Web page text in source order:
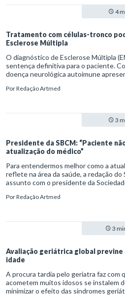
Lopes o melhor profissional da
4
Tratamento com células-tronco
Esclerose Múltipla
O diagnóstico de Esclerose Múltipla
sentença definitiva para o paciente.
doença neurológica autoimune
mudar em breve. Um estudo realizado
estancar a debilidade provocada pelo
PorRedação Artmed
3
Presidente da SBCM: “Paciente
atualização do médico”
Para entendermos melhor como a
reflete na área da saúde, a redação
assunto com o presidente da
como imprescindível para o
PorRedação Artmed
3
Avaliação geriátrica global
idade
A procura tardia pelo geriatra faz com
acometem muitos idosos se instalem
minimizar o efeito das síndromes